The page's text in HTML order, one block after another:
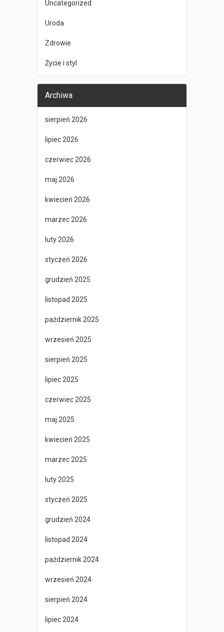
Uncategorized
Uroda
Zdrowie
Życie i styl
Archiwa
sierpień 2026
lipiec 2026
czerwiec 2026
maj 2026
kwiecień 2026
marzec 2026
luty 2026
styczeń 2026
grudzień 2025
listopad 2025
październik 2025
wrzesień 2025
sierpień 2025
lipiec 2025
czerwiec 2025
maj 2025
kwiecień 2025
marzec 2025
luty 2025
styczeń 2025
grudzień 2024
listopad 2024
październik 2024
wrzesień 2024
sierpień 2024
lipiec 2024